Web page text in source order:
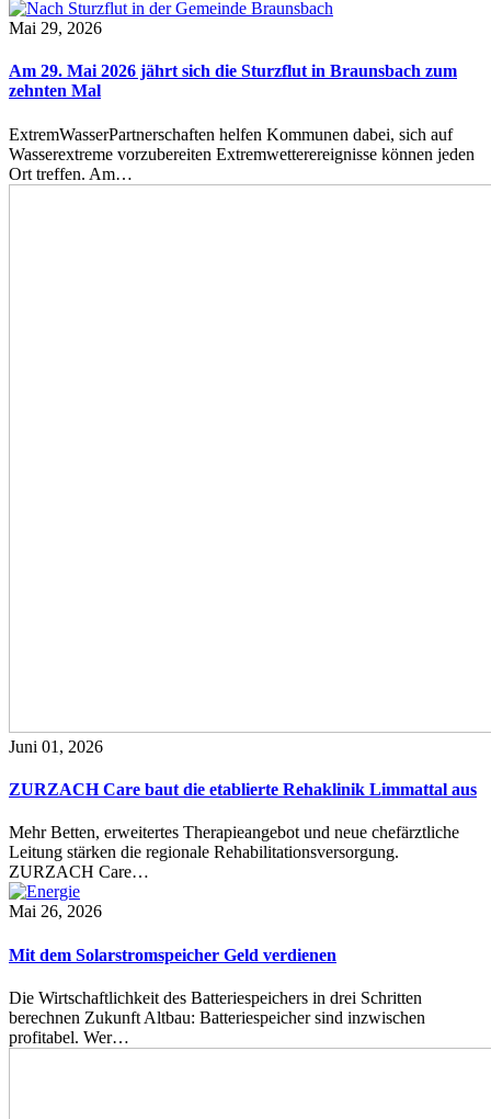
Mai 29, 2026
Am 29. Mai 2026 jährt sich die Sturzflut in Braunsbach zum
zehnten Mal
ExtremWasserPartnerschaften helfen Kommunen dabei, sich auf
Wasserextreme vorzubereiten Extremwetterereignisse können jeden
Ort treffen. Am…
Juni 01, 2026
ZURZACH Care baut die etablierte Rehaklinik Limmattal aus
Mehr Betten, erweitertes Therapieangebot und neue chefärztliche
Leitung stärken die regionale Rehabilitationsversorgung.
ZURZACH Care…
Mai 26, 2026
Mit dem Solarstromspeicher Geld verdienen
Die Wirtschaftlichkeit des Batteriespeichers in drei Schritten
berechnen Zukunft Altbau: Batteriespeicher sind inzwischen
profitabel. Wer…